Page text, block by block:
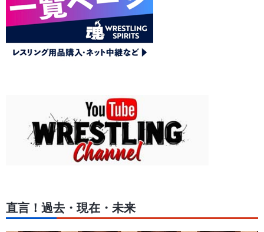
直言！過去・現在・未来